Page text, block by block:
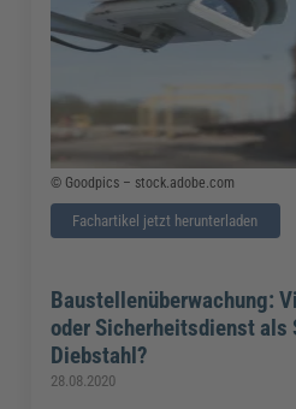
© Goodpics – stock.adobe.com
Fachartikel jetzt herunterladen
Baustellenüberwachung:
oder Sicherheitsdienst als
Diebstahl?
28.08.2020